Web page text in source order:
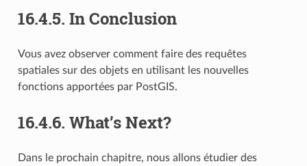
16.4.5. In Conclusion
Vous avez observer comment faire des requêtes
spatiales sur des objets en utilisant les nouvelles
fonctions apportées par PostGIS.
16.4.6. What’s Next?
Dans le prochain chapitre, nous allons étudier des